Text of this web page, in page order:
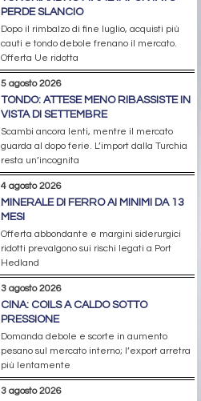
PERDE SLANCIO
Dopo il rimbalzo di fine luglio, acquisti più
cauti e tondo debole frenano il mercato.
Offerta Ue ridotta
5 agosto 2026
TONDO: ATTESE MENO RIBASSISTE IN
VISTA DI SETTEMBRE
Scambi ancora lenti, mentre il mercato
guarda al dopo ferie. L’import dalla Turchia
resta un’incognita
4 agosto 2026
MINERALE DI FERRO AI MINIMI DA 13
MESI
Offerta abbondante e margini siderurgici
ridotti prevalgono sui rischi legati a Port
Hedland
3 agosto 2026
CINA: COILS A CALDO SOTTO
PRESSIONE
Domanda debole e scorte in aumento
pesano sul mercato interno; l’export arretra
più lentamente
3 agosto 2026